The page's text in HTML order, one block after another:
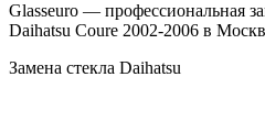
Glasseuro — профессиональная
Daihatsu Coure 2002-2006 в
Замена стекла Daihatsu